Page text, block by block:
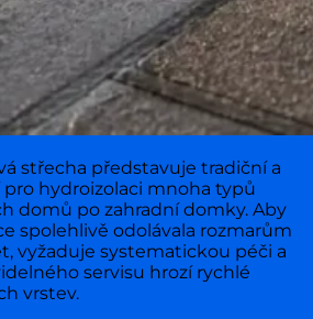
střecha představuje tradiční a
hydroizolaci mnoha typů
domů po zahradní domky. Aby
spolehlivě odolávala rozmarům
vyžaduje systematickou péči a
servisu hrozí rychlé
vrstev.